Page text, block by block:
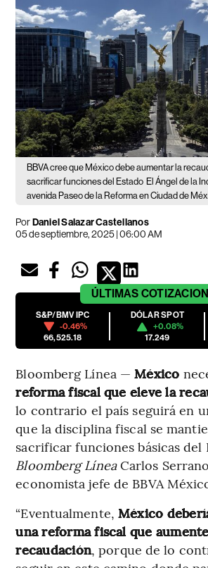
BBVA cree que México debe aumentar la
sacrificar funciones del Estado El Ángel de la
avenida Paseo de la Reforma en Ciudad de
PorDaniel Salazar Castellanos
05 de septiembre, 2025 | 06:00 AM
ÚLTIMAS
S&P/BMV IPC
-0.46%
66,525.18
DÓLAR SPOT
+0.08%
17.249
Bloomberg Línea —México
reforma fiscal que eleve la
lo contrario el país seguirá en
que la disciplina fiscal se
sacrificar funciones básicas del
Bloomberg LíneaCarlos
economista jefe de BBVA
“Eventualmente, México
una reforma fiscal que
recaudación, porque de lo